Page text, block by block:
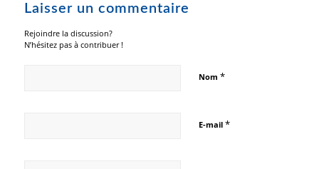
Laisser un commentaire
Rejoindre la discussion?
N’hésitez pas à contribuer !
Nom *
E-mail *